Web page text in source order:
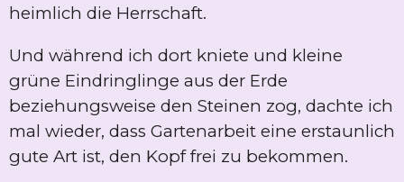
heimlich die Herrschaft.
Und während ich dort kniete und kleine
grüne Eindringlinge aus der Erde
beziehungsweise den Steinen zog, dachte ich
mal wieder, dass Gartenarbeit eine erstaunlich
gute Art ist, den Kopf frei zu bekommen.